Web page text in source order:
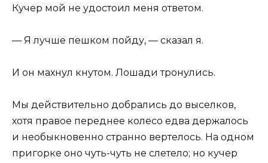
Кучер мой не удостоил меня ответом.
— Я лучше пешком пойду, — сказал я.
И он махнул кнутом. Лошади тронулись.
Мы действительно добрались до выселков,
хотя правое переднее колесо едва держалось
и необыкновенно странно вертелось. На одном
пригорке оно чуть-чуть не слетело; но кучер